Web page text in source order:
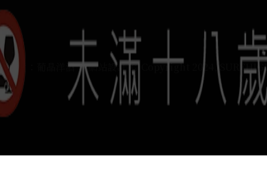
負責：葡晶洋酒 / 網站設計 Ⓒ Copyright 2024, SUREHIGH